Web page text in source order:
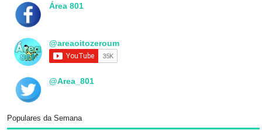
Área 801
@areaoitozeroum
@Area_801
Populares da Semana